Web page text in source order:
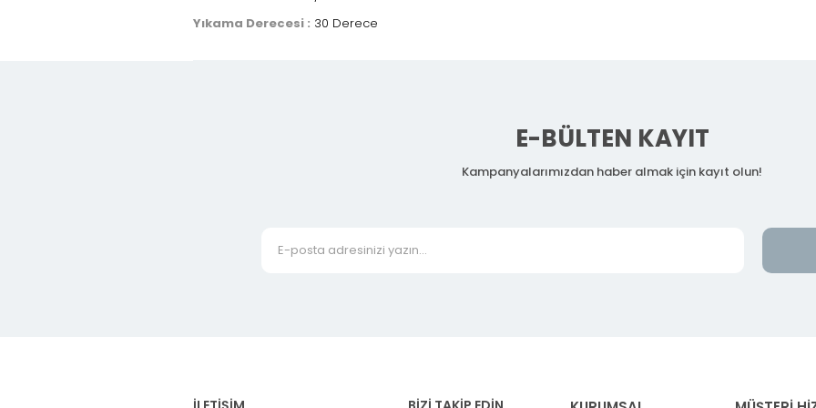
Yıkama Derecesi : 30 Derece
E-BÜLTEN KAYIT
Kampanyalarımızdan haber almak için kayıt olun!